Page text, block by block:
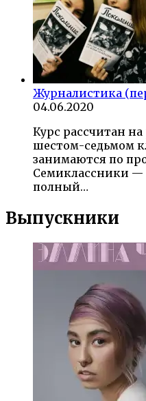
Журналистика
04.06.2020
Курс рассчитан
шестом-седьмом
занимаются по
Семиклассники —
полный…
Выпускники